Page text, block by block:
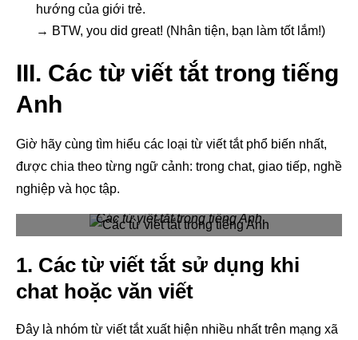
hướng của giới trẻ.
→ BTW, you did great! (Nhân tiện, bạn làm tốt lắm!)
III. Các từ viết tắt trong tiếng
Anh
Giờ hãy cùng tìm hiểu các loại từ viết tắt phổ biến nhất,
được chia theo từng ngữ cảnh: trong chat, giao tiếp, nghề
nghiệp và học tập.
Các từ viết tắt trong tiếng Anh
1. Các từ viết tắt sử dụng khi
chat hoặc văn viết
Đây là nhóm từ viết tắt xuất hiện nhiều nhất trên mạng xã